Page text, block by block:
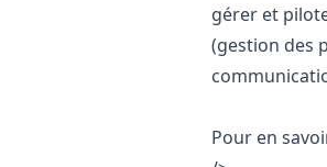
gérer et
(gestion des
Pour en